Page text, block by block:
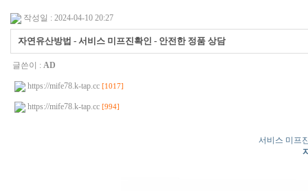
작성일 : 2024-04-10 20:27
자연유산방법 - 서비스 미프진확인 - 안전한 정품 상담
글쓴이 : AD
https://mife78.k-tap.cc [1017]
https://mife78.k-tap.cc [994]
서비스 미프